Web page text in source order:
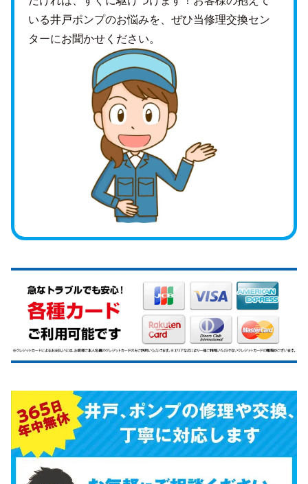
いる井戸ポンプのお悩みを、ぜひ当修理交換セン
ターにお聞かせください。